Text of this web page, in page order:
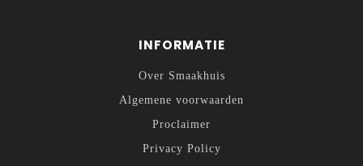
INFORMATIE
Over Smaakhuis
Algemene voorwaarden
Proclaimer
Privacy Policy